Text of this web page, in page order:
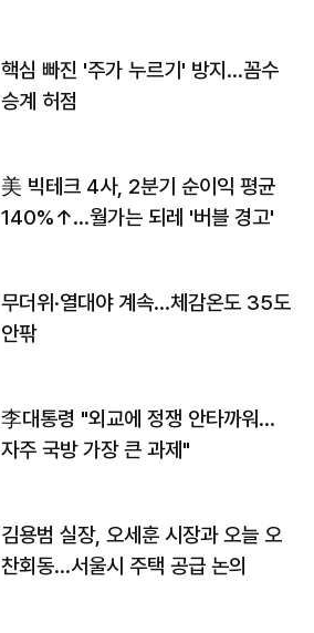
핵심 빠진 '주가 누르기' 방지…꼼수
승계 허점
美 빅테크 4사, 2분기 순이익 평균
140%↑…월가는 되레 '버블 경고'
무더위·열대야 계속…체감온도 35도
안팎
李대통령 "외교에 정쟁 안타까워…
자주 국방 가장 큰 과제"
김용범 실장, 오세훈 시장과 오늘 오
찬회동...서울시 주택 공급 논의